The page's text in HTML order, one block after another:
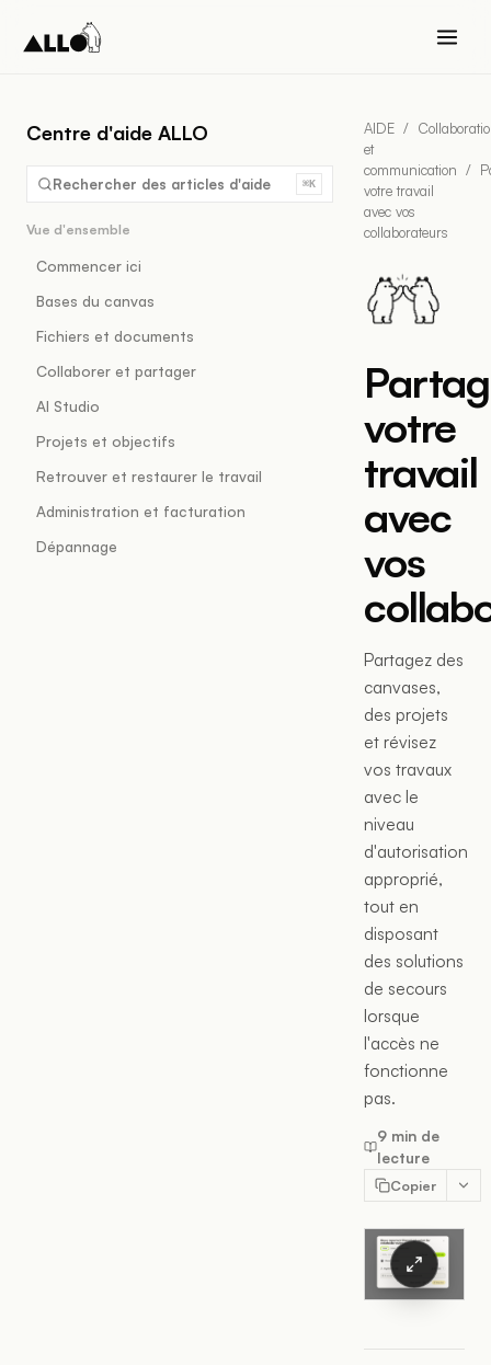
Centre d'aide ALLO
Rechercher des articles d'aide ⌘K
Vue d'ensemble
Commencer ici
Bases du canvas
Fichiers et documents
Collaborer et partager
AI Studio
Projets et objectifs
Retrouver et restaurer le travail
Administration et facturation
Dépannage
AIDE /
et
communication /
votre travail
avec vos
collaborateurs
votre
travail
avec
vos
Partagez des
canvases,
des projets
et révisez
vos travaux
avec le
niveau
d'autorisation
approprié,
tout en
disposant
des solutions
de secours
lorsque
l'accès ne
fonctionne
pas.
9 min de
lecture
Copier